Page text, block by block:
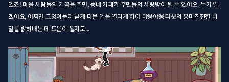
있죠! 마을 사람들의 기쁨을 주면, 동네 카페가 주민들의 사랑방이 될 수 있어요. 누가 알
겠어요, 어쩌면 고양이들이 굳게 다문 입을 열리게 하여 야옹야옹 타운의 흥미진진한 비
밀을 밝혀내는 데 도움이 될지도...